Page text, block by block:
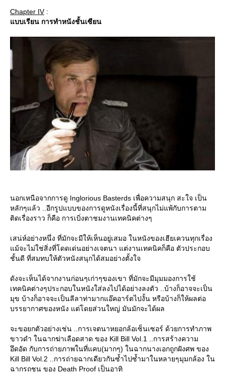
Chapter IV:
บบเรียน การทำหนังชั้นเซียน
นอกเหนือจากการดู Inglorious Basterds เพื่อความสนุก สะใจ เป็น
หลักๆแล้ว ..อีกรูปแบบของการดูหนังเรื่องนี้ที่สนุกไม่แพ้กับการตาม
ติดเรื่องราว ก็คือ การเบิ่งตาชมงานเทคนิคต่างๆ
เสน่ห์อย่างหนึ่ง ที่มักจะมีให้เห็นอยู่เสมอ ในหนังของเฮียเควนทุกเรื่อง
ม้จะไม่ใช่สิ่งที่โดดเด่นอย่างเจตนา แต่งานเทคนิคก็คือ ตัวประกอบ
ชั้นดี ที่สมทบให้ตัวหนังสนุกได้สมอย่างตั้งใจ
ดังจะเห็นได้จากงานก่อนๆเก่าๆของเขา ที่มักจะมีมุมมองการใช้
เทคนิคต่างๆประกอบในหนังใส่ลงไปได้อย่างลงตัว ..บ้างก็อาจจะเป็น
มุข บ้างก็อาจจะเป็นลีลาท่ามากแอ๊คอาร์ตไปงั้น หรือบ้างก็ให้ผลต่อ
บรรยากาศของหนัง แต่โดยส่วนใหญ่ มันมักจะได้ผล
จะขอยกตัวอย่างเช่น ..การเจตนาหยอกล้อเซ็นเซอร์ ด้วยการทำภาพ
ขาวดำ ในฉากฆ่าเลือดสาด ของ Kill Bill Vol.1 ..การสร้างความ
อึดอัด กับการถ่ายภาพในที่แคบ(มากๆ) ในฉากนางเอกถูกฝังศพ ของ
Kill Bill Vol.2 ..การถ่ายฉากเดียวกันซ้ำไปซ้ำมาในหลายๆมุมกล้อง ใน
ฉากรถชน ของ Death Proof เป็นอาทิ